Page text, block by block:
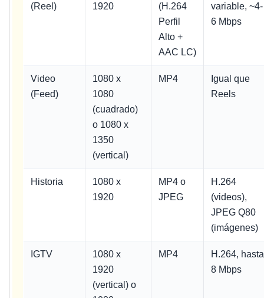
(Reel)
1920
(H.264
Perfil
Alto +
AAC LC)
variable, ~4-
6 Mbps
Video
(Feed)
1080 x
1080
(cuadrado)
o 1080 x
1350
(vertical)
MP4
Igual que
Reels
Historia
1080 x
1920
MP4 o
JPEG
H.264
(videos),
JPEG Q80
(imágenes)
IGTV
1080 x
1920
(vertical) o
MP4
H.264, hasta
8 Mbps